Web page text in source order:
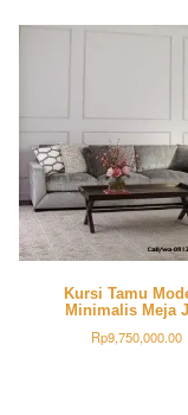
Kursi Tamu
Minimalis Meja
Rp9,750,000.00